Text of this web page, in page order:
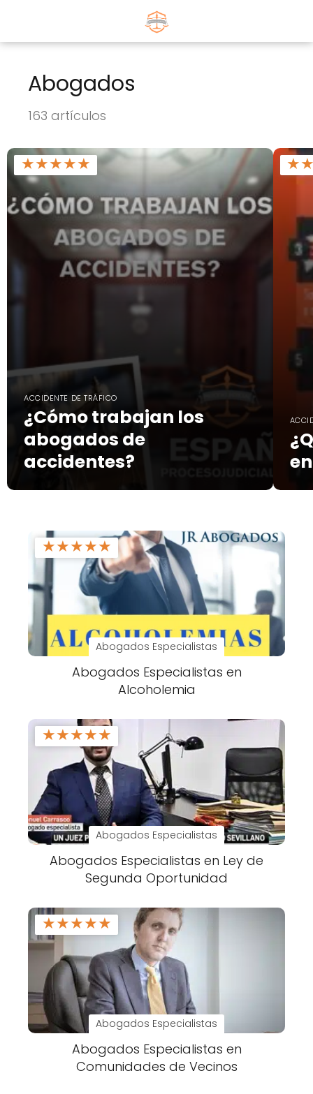
Abogados
163 artículos
★★★★★
ACCIDENTE DE TRÁFICO
¿Cómo trabajan los
abogados de
accidentes?
★
★★★★★
Abogados Especialistas
Abogados Especialistas en
Alcoholemia
★★★★★
Abogados Especialistas
Abogados Especialistas en Ley de
Segunda Oportunidad
★★★★★
Abogados Especialistas
Abogados Especialistas en
Comunidades de Vecinos